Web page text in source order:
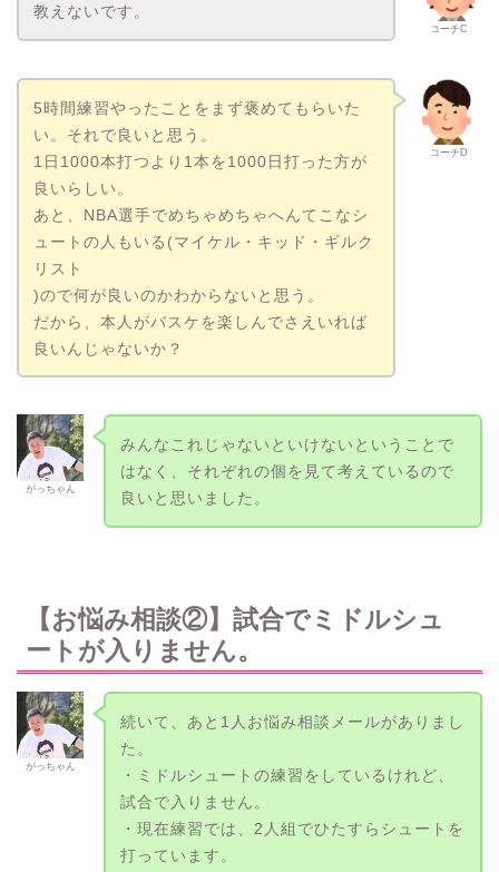
コーチC
教えないです。
コーチD
5時間練習やったことをまず褒めてもらいた
い。それで良いと思う。
1日1000本打つより1本を1000日打った方が
良いらしい。
あと、NBA選手でめちゃめちゃへんてこなシ
ュートの人もいる(マイケル・キッド・ギルク
リスト
)ので何が良いのかわからないと思う。
だから、本人がバスケを楽しんでさえいれば
良いんじゃないか？
がっちゃん
みんなこれじゃないといけないということで
はなく、それぞれの個を見て考えているので
良いと思いました。
【お悩み相談②】試合でミドルシュ
ートが入りません。
がっちゃん
続いて、あと1人お悩み相談メールがありまし
た。
・ミドルシュートの練習をしているけれど、
試合で入りません。
・現在練習では、2人組でひたすらシュートを
打っています。